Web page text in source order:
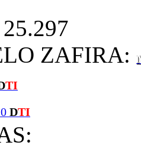
ZAFIRA:
TI
DTI